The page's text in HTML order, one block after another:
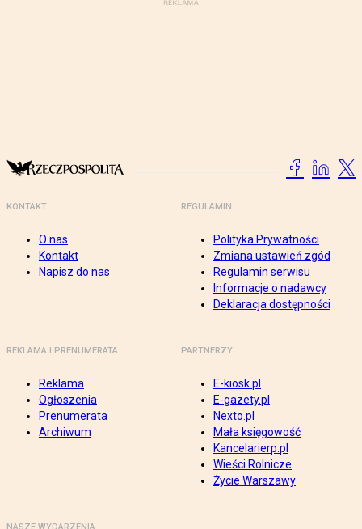
KONTAKT
O nas
Kontakt
Napisz do nas
REGULAMIN
Polityka Prywatności
Zmiana ustawień zgód
Regulamin serwisu
Informacje o nadawcy
Deklaracja dostępności
REKLAMA I PRENUMERATA
Reklama
Ogłoszenia
Prenumerata
Archiwum
PARTNERZY
E-kiosk.pl
E-gazety.pl
Nexto.pl
Mała księgowość
Kancelarierp.pl
Wieści Rolnicze
Życie Warszawy